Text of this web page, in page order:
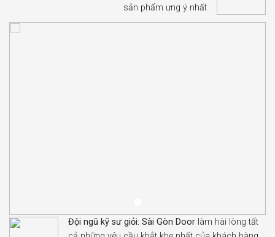
sản phẩm ưng ý nhất
Đội ngũ kỹ sư giỏi: Sài Gòn Door làm hài lòng tất